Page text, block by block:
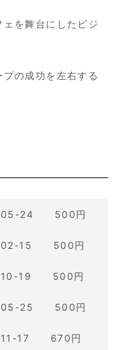
を舞台にしたビジ
の成功を左右する
05-24 500円
02-15 500円
10-19 500円
05-25 500円
11-17 670円